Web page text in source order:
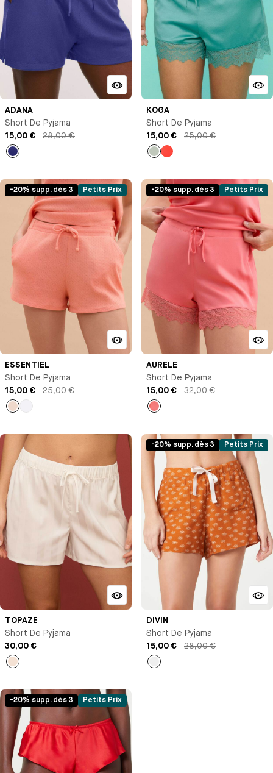
ADANA
Short De Pyjama
15,00 €
28,00 €
KOGA
Short De Pyjama
15,00 €
25,00 €
-20% supp. dès 3 Petits Prix
ESSENTIEL
Short De Pyjama
15,00 €
25,00 €
-20% supp. dès 3 Petits Prix
AURELE
Short De Pyjama
15,00 €
32,00 €
TOPAZE
Short De Pyjama
30,00 €
Milk
-20% supp. dès 3 Petits Prix
DIVIN
Short De Pyjama
15,00 €
28,00 €
Marron
-20% supp. dès 3 Petits Prix